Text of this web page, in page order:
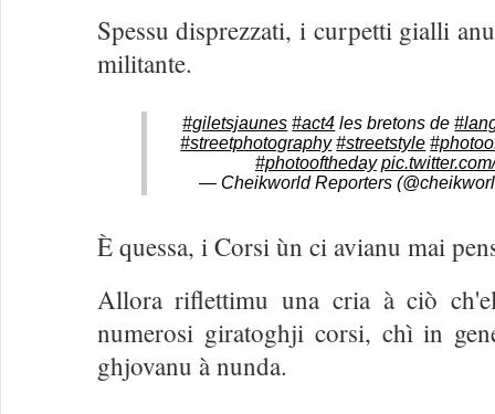
Spessu disprezzati, i curpetti gialli
militante.
#giletsjaunes #act4 les bretons de
#streetphotography #streetstyle
#photooftheday
— Cheikworld Reporters
È quessa, i Corsi ùn ci avianu mai
Allora riflettimu una cria à ciò
numerosi giratoghji corsi, chì in
ghjovanu à nunda.